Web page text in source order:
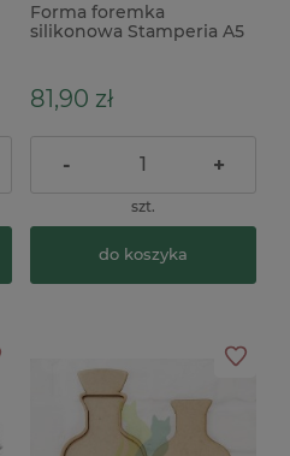
Forma foremka
silikonowa Stamperia A5
81,90 zł
- +
szt.
do koszyka